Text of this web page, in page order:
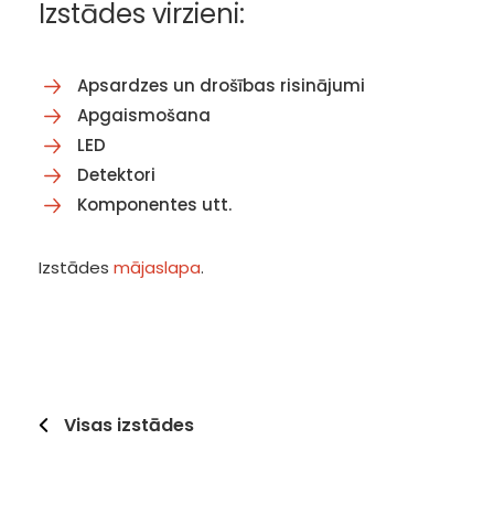
Izstādes virzieni:
Apsardzes un drošības risinājumi
Apgaismošana
LED
Detektori
Komponentes utt.
Izstādes mājaslapa.
Visas izstādes